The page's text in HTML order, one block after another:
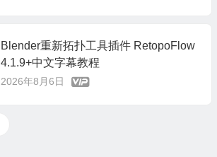
Blender重新拓扑工具插件 RetopoFlow
4.1.9+中文字幕教程
2026年8月6日